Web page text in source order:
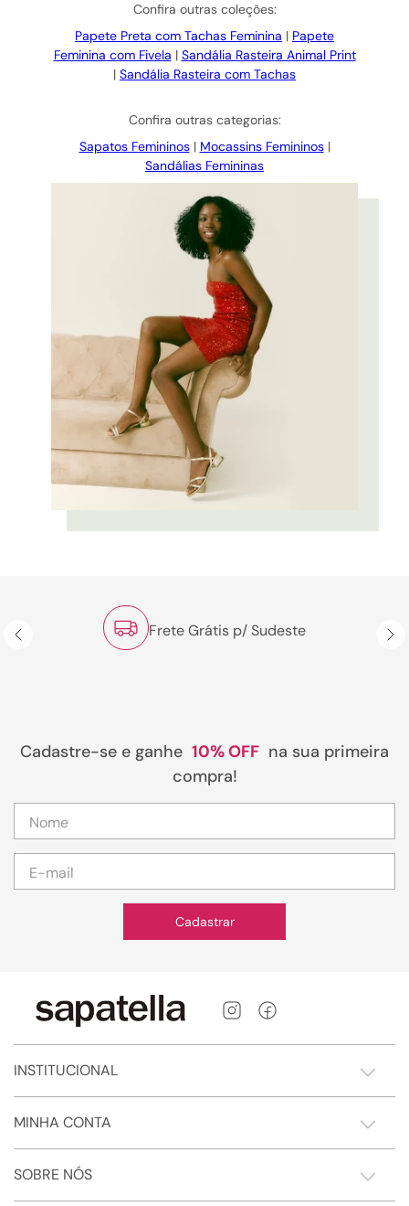
Confira outras coleções:
Papete Preta com Tachas Feminina | Papete
Feminina com Fivela | Sandália Rasteira Animal Print
| Sandália Rasteira com Tachas
Confira outras categorias:
Sapatos Femininos| Mocassins Femininos|
Sandálias Femininas
Frete Grátis p/ Sudeste
Cadastre-se e ganhe 10% OFF na sua primeira
compra!
Cadastrar
INSTITUCIONAL
MINHA CONTA
SOBRE NÓS